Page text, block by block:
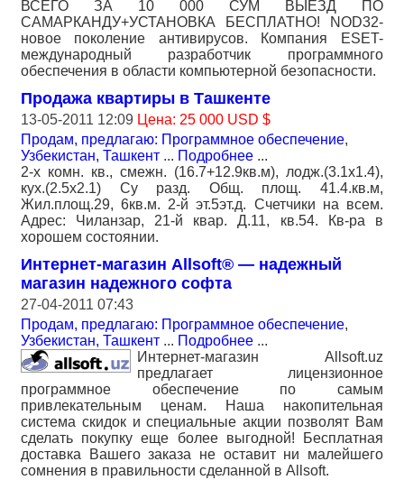
ВСЕГО ЗА 10 000 СУМ ВЫЕЗД ПО
САМАРКАНДУ+УСТАНОВКА БЕСПЛАТНО! NOD32-
новое поколение антивирусов. Компания ESET-
международный разработчик программного
обеспечения в области компьютерной безопасности.
Продажа квартиры в Ташкенте
13-05-2011 12:09 Цена: 25 000 USD $
Продам, предлагаю: Программное обеспечение,
Узбекистан, Ташкент ... Подробнее ...
2-х комн. кв., смежн. (16.7+12.9кв.м), лодж.(3.1х1.4),
кух.(2.5х2.1) Су разд. Общ. площ. 41.4.кв.м,
Жил.площ.29, 6кв.м. 2-й эт.5эт.д. Счетчики на всем.
Адрес: Чиланзар, 21-й квар. Д.11, кв.54. Кв-ра в
хорошем состоянии.
Интернет-магазин Allsoft® — надежный
магазин надежного софта
27-04-2011 07:43
Продам, предлагаю: Программное обеспечение,
Узбекистан, Ташкент ... Подробнее ...
Интернет-магазин Allsoft.uz
предлагает лицензионное
программное обеспечение по самым
привлекательным ценам. Наша накопительная
система скидок и специальные акции позволят Вам
сделать покупку еще более выгодной! Бесплатная
доставка Вашего заказа не оставит ни малейшего
сомнения в правильности сделанной в Allsoft.